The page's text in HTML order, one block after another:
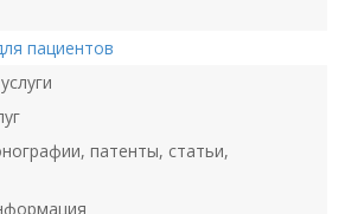
пациентов
патенты, статьи,